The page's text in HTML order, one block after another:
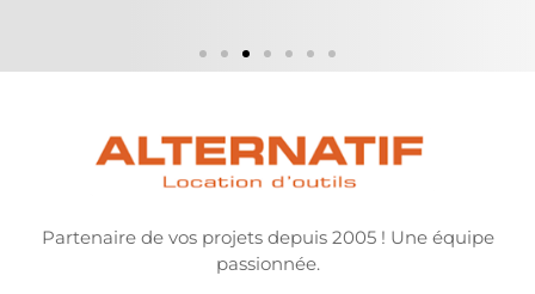
Partenaire de vos projets depuis 2005 ! Une équipe
passionnée.